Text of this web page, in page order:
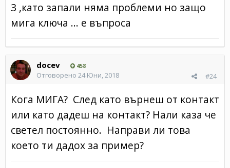
3 ,като запали няма проблеми но защо
мига ключа ... е въпроса
docev 458
#24
Отговорено 24 Юни, 2018
Кога МИГА? След като върнеш от контакт
или като дадеш на контакт? Нали каза че
светел постоянно. Направи ли това
което ти дадох за пример?